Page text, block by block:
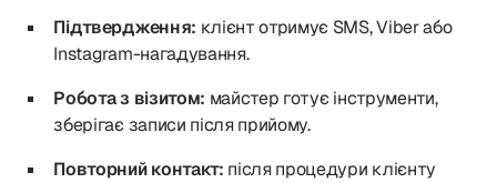
Підтвердження: клієнт отримує SMS, Viber або
Instagram-нагадування.
Робота з візитом: майстер готує інструменти,
зберігає записи після прийому.
Повторний контакт: після процедури клієнту